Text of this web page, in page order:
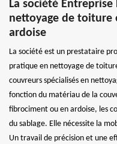
La société
nettoyage de toiture
ardoise
La société est un prestataire
pratique en nettoyage de
couvreurs spécialisés en
fonction du matériau de la
fibrociment ou en ardoise, les
du sablage. Elle nécessite la
Un travail de précision et une